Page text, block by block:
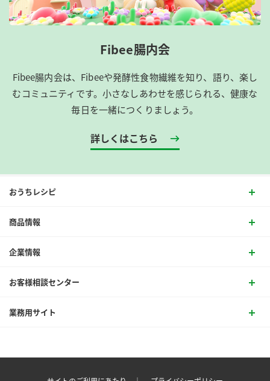
Fibee腸内会
Fibee腸内会は、​Fibeeや発酵性食物繊維を知り、語り、楽し
むコミュニティです。​小さなしあわせを感じられる、健康な
毎日を一緒につくりましょう。
詳しくはこちら
おうちレシピ
商品情報
企業情報
お客様相談センター
業務用サイト